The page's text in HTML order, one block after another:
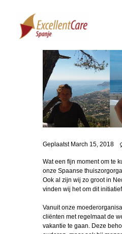
Geplaatst March 15, 2018
Wat een fijn moment om te
onze Spaanse
Ook al zijn wij zo groot in
vinden wij het om dit
Vanuit onze
cliënten met regelmaat de
vakantie te gaan. Deze